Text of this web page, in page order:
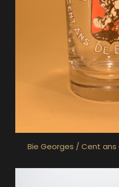
Bie Georges / Cent